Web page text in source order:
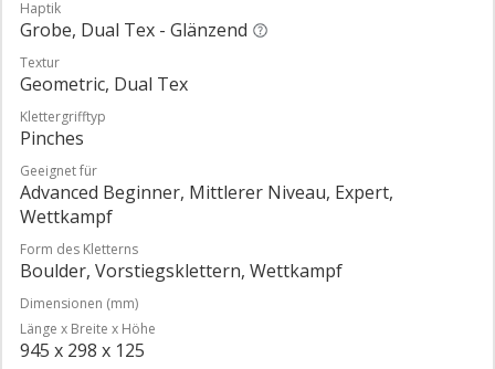
Haptik
Grobe, Dual Tex - Glänzend
Textur
Geometric, Dual Tex
Klettergrifftyp
Pinches
Geeignet für
Advanced Beginner, Mittlerer Niveau, Expert,
Wettkampf
Form des Kletterns
Boulder, Vorstiegsklettern, Wettkampf
Dimensionen (mm)
Länge x Breite x Höhe
945 x 298 x 125